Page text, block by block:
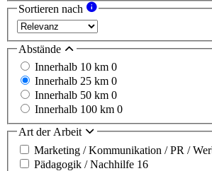
Sortieren nach
Abstände
Innerhalb 10 km 0
Innerhalb 25 km 0
Innerhalb 50 km 0
Innerhalb 100 km 0
Art der Arbeit
Marketing / Kommunikation / PR /
Pädagogik / Nachhilfe 16